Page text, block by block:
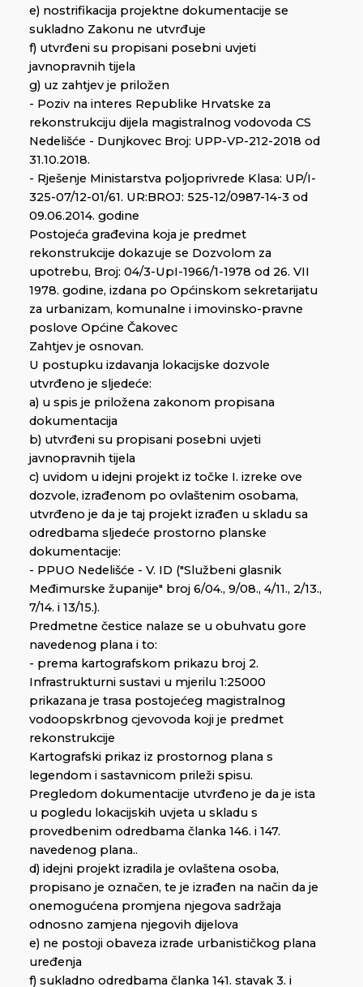
e) nostrifikacija projektne dokumentacije se
sukladno Zakonu ne utvrđuje
f) utvrđeni su propisani posebni uvjeti
javnopravnih tijela
g) uz zahtjev je priložen
- Poziv na interes Republike Hrvatske za
rekonstrukciju dijela magistralnog vodovoda CS
Nedelišće - Dunjkovec Broj: UPP-VP-212-2018 od
31.10.2018.
- Rješenje Ministarstva poljoprivrede Klasa: UP/I-
325-07/12-01/61. UR:BROJ: 525-12/0987-14-3 od
09.06.2014. godine
Postojeća građevina koja je predmet
rekonstrukcije dokazuje se Dozvolom za
upotrebu, Broj: 04/3-UpI-1966/1-1978 od 26. VII
1978. godine, izdana po Općinskom sekretarijatu
za urbanizam, komunalne i imovinsko-pravne
poslove Općine Čakovec
Zahtjev je osnovan.
U postupku izdavanja lokacijske dozvole
utvrđeno je sljedeće:
a) u spis je priložena zakonom propisana
dokumentacija
b) utvrđeni su propisani posebni uvjeti
javnopravnih tijela
c) uvidom u idejni projekt iz točke I. izreke ove
dozvole, izrađenom po ovlaštenim osobama,
utvrđeno je da je taj projekt izrađen u skladu sa
odredbama sljedeće prostorno planske
dokumentacije:
- PPUO Nedelišće - V. ID ("Službeni glasnik
Međimurske županije" broj 6/04., 9/08., 4/11., 2/13.,
7/14. i 13/15.).
Predmetne čestice nalaze se u obuhvatu gore
navedenog plana i to:
- prema kartografskom prikazu broj 2.
Infrastrukturni sustavi u mjerilu 1:25000
prikazana je trasa postojećeg magistralnog
vodoopskrbnog cjevovoda koji je predmet
rekonstrukcije
Kartografski prikaz iz prostornog plana s
legendom i sastavnicom prileži spisu.
Pregledom dokumentacije utvrđeno je da je ista
u pogledu lokacijskih uvjeta u skladu s
provedbenim odredbama članka 146. i 147.
navedenog plana..
d) idejni projekt izradila je ovlaštena osoba,
propisano je označen, te je izrađen na način da je
onemogućena promjena njegova sadržaja
odnosno zamjena njegovih dijelova
e) ne postoji obaveza izrade urbanističkog plana
uređenja
f) sukladno odredbama članka 141. stavak 3. i